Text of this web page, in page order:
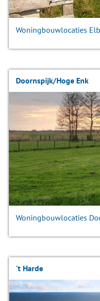
Woningbouwlocaties
Doornspijk/Hoge Enk
Woningbouwlocaties
't Harde